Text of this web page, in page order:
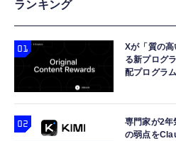
ランキング
Xが「質の
る新プログ
配プログラ
専門家が2年
の弱点を